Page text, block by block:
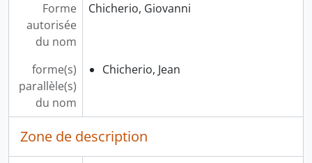
Forme
autorisée
du nom
Chicherio, Giovanni
forme(s)
parallèle(s)
du nom
Chicherio, Jean
Zone de description